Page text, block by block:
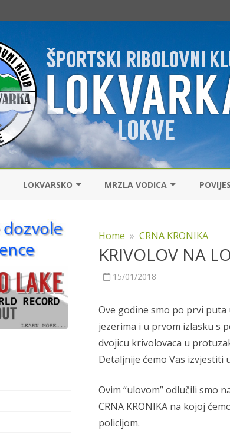
to
content
LOKVARSKO
ŠARANSKI RIBOLOV
FOTOGRAFIJE
MRZLA VODICA
ŠARANSKI RIBOLOV
SPIN
Home »CRNA KRONIKA
KRIVOLOV NA
15/01/2018
Ove godine smo po prvi
jezerima i u prvom izlasku s
dvojicu krivolovaca u
Detaljnije ćemo Vas izvjestiti
Ovim “ulovom” odlučili smo
CRNA KRONIKA na kojoj
policijom.